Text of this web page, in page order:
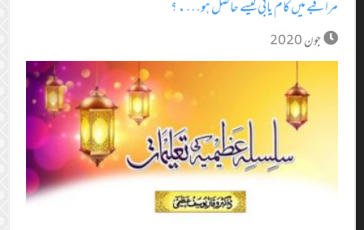
مراقبے میں کام یابی کیسے حاصل ہو….؟
جون 2020